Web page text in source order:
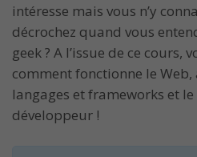
intéresse mais vous n’y
décrochez quand vous
geek ? A l’issue de ce cours,
comment fonctionne le Web,
langages et frameworks et
développeur !